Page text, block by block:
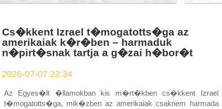
Cs�kkent Izrael t�mogatotts�ga az
amerikaiak k�r�ben – harmaduk
n�pirt�snak tartja a g�zai h�bor�t
2026-07-07 22:34
Az Egyes�lt �llamokban kis m�rt�kben cs�kkent Izrael
t�mogatotts�ga, mik�zben az amerikaiak csaknem harmada